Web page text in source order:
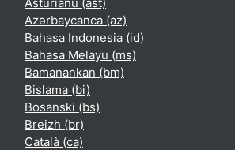
Azərbaycanca ‎(az)‎
Bahasa Indonesia ‎(id)‎
Bahasa Melayu ‎(ms)‎
Bamanankan ‎(bm)‎
Bislama ‎(bi)‎
Bosanski ‎(bs)‎
Breizh ‎(br)‎
Català ‎(ca)‎